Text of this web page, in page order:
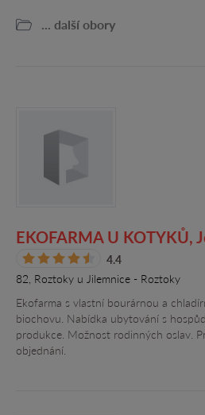
... další obory
EKOFARMA U KOTYKŮ,
4.4
82, Roztoky u Jilemnice - Roztoky
Ekofarma s vlastní bourárnou a
biochovu. Nabídka ubytování s
produkce. Možnost rodinných oslav.
objednání.